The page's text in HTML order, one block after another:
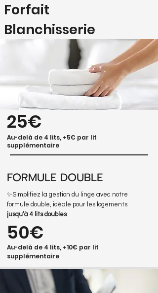
Forfait
Blanchisserie
FORMULE SIMPLE
✨Simplifiez la gestion du linge avec notre
formule simple, idéale pour les logements
jusqu’à 4 lits simples
25€
Au-delà de 4 lits, +5€ par lit
supplémentaire
FORMULE DOUBLE
✨Simplifiez la gestion du linge avec notre
formule double, idéale pour les logements
jusqu’à 4 lits doubles
50€
Au-delà de 4 lits, +10€ par lit
supplémentaire